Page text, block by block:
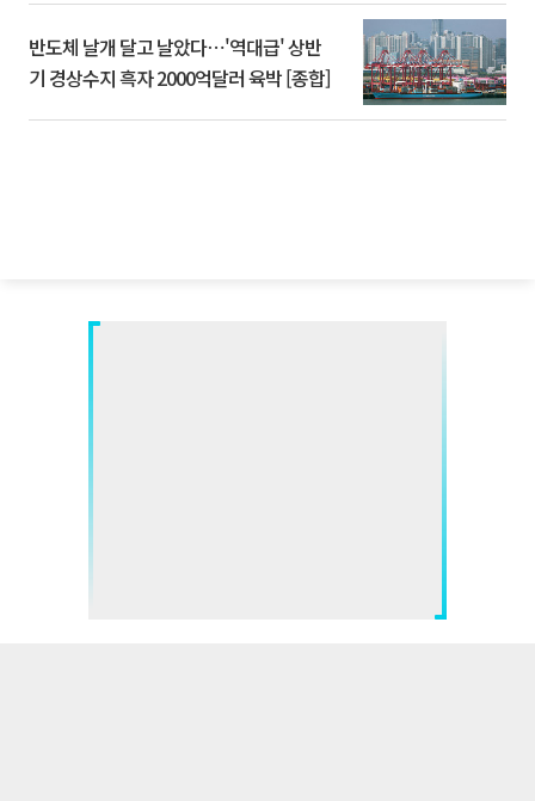
반도체 날개 달고 날았다⋯'역대급' 상반
기 경상수지 흑자 2000억달러 육박 [종합]